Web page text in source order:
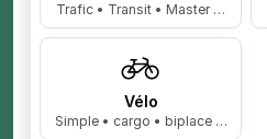
Trafic • Transit • Master …
Vélo
Simple • cargo • biplace …